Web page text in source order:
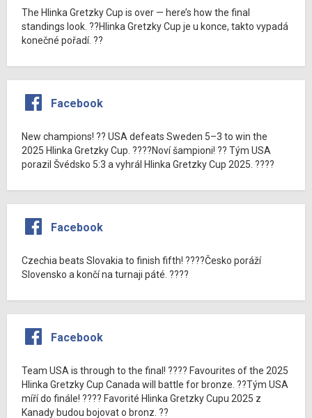
The Hlinka Gretzky Cup is over — here’s how the final
standings look. ??Hlinka Gretzky Cup je u konce, takto vypadá
konečné pořadí. ??
Facebook
New champions! ?? USA defeats Sweden 5–3 to win the
2025 Hlinka Gretzky Cup. ????Noví šampioni! ?? Tým USA
porazil Švédsko 5:3 a vyhrál Hlinka Gretzky Cup 2025. ????
Facebook
Czechia beats Slovakia to finish fifth! ????Česko poráží
Slovensko a končí na turnaji páté. ????
Facebook
Team USA is through to the final! ???? Favourites of the 2025
Hlinka Gretzky Cup Canada will battle for bronze. ??Tým USA
míří do finále! ???? Favorité Hlinka Gretzky Cupu 2025 z
Kanady budou bojovat o bronz. ??